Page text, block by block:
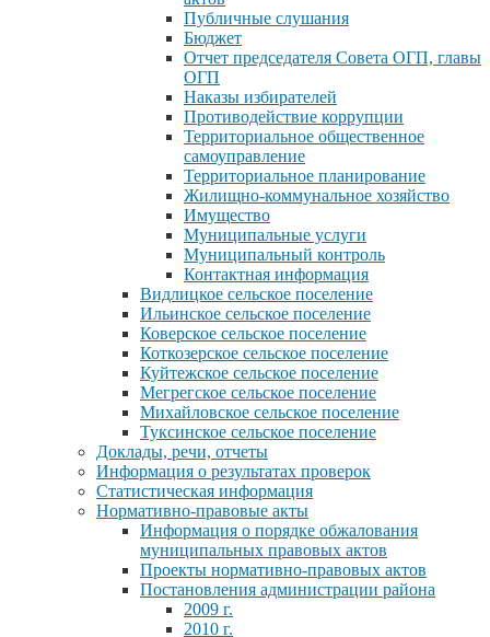
Публичные слушания
Бюджет
Отчет председателя Совета ОГП, главы
ОГП
Наказы избирателей
Противодействие коррупции
Территориальное общественное
самоуправление
Территориальное планирование
Жилищно-коммунальное хозяйство
Имущество
Муниципальные услуги
Муниципальный контроль
Контактная информация
Видлицкое сельское поселение
Ильинское сельское поселение
Коверское сельское поселение
Коткозерское сельское поселение
Куйтежское сельское поселение
Мегрегское сельское поселение
Михайловское сельское поселение
Туксинское сельское поселение
Доклады, речи, отчеты
Информация о результатах проверок
Статистическая информация
Нормативно-правовые акты
Информация о порядке обжалования
муниципальных правовых актов
Проекты нормативно-правовых актов
Постановления администрации района
2009 г.
2010 г.